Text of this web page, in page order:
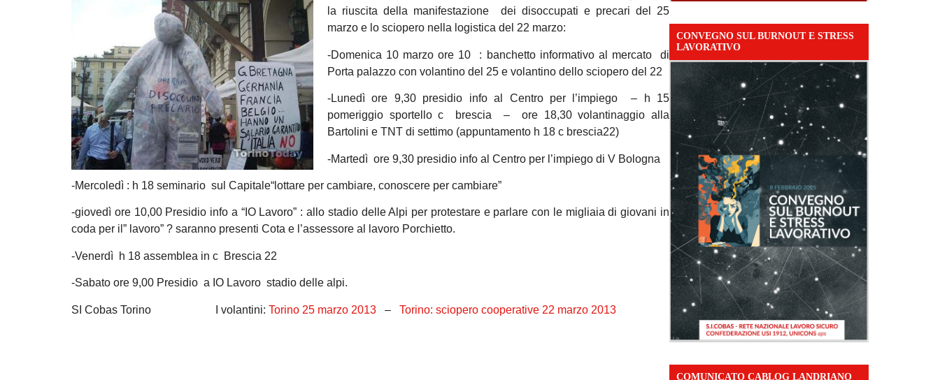
la riuscita della manifestazione dei disoccupati e precari del 25
marzo e lo sciopero nella logistica del 22 marzo:
-Domenica 10 marzo ore 10 : banchetto informativo al mercato di
Porta palazzo con volantino del 25 e volantino dello sciopero del 22
-Lunedì ore 9,30 presidio info al Centro per l’impiego – h 15
pomeriggio sportello c brescia – ore 18,30 volantinaggio alla
Bartolini e TNT di settimo (appuntamento h 18 c brescia22)
-Martedì ore 9,30 presidio info al Centro per l’impiego di V Bologna
-Mercoledì : h 18 seminario sul Capitale“lottare per cambiare, conoscere per cambiare”
-giovedì ore 10,00 Presidio info a “IO Lavoro” : allo stadio delle Alpi per protestare e parlare con le migliaia di giovani in
coda per il” lavoro” ? saranno presenti Cota e l’assessore al lavoro Porchietto.
-Venerdì h 18 assemblea in c Brescia 22
-Sabato ore 9,00 Presidio a IO Lavoro stadio delle alpi.
SI Cobas Torino I volantini: Torino 25 marzo 2013 – Torino: sciopero cooperative 22 marzo 2013
CONVEGNO SUL BURNOUT E STRESS
LAVORATIVO
COMUNICATO CABLOG LANDRIANO